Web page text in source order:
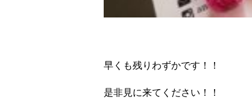
早くも残りわずかです！！
是非見に来てください！！